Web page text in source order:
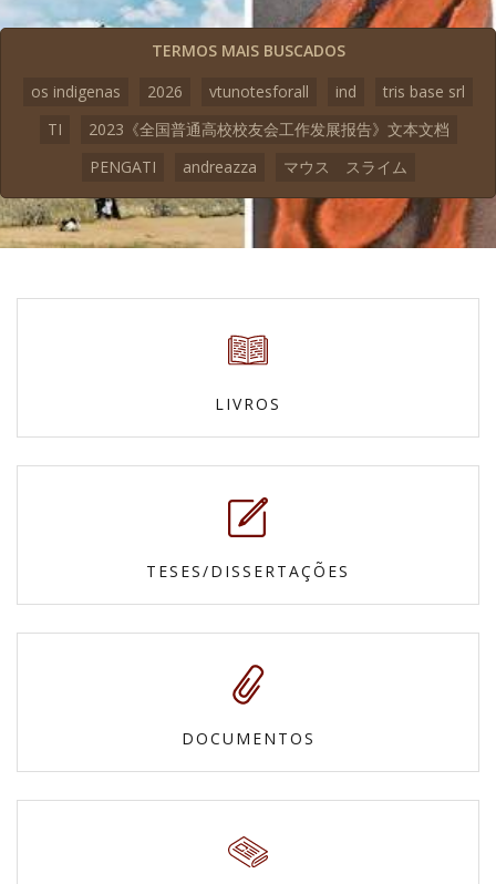
TERMOS MAIS BUSCADOS
os indigenas
2026 vtunotesforall ind
tris base srl
TI
2023《全国普通高校校友会工作发展报告》文本文档
PENGATI
andreazza マウス スライム
LIVROS
TESES/DISSERTAÇÕES
DOCUMENTOS